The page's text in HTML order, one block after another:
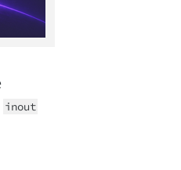
inout